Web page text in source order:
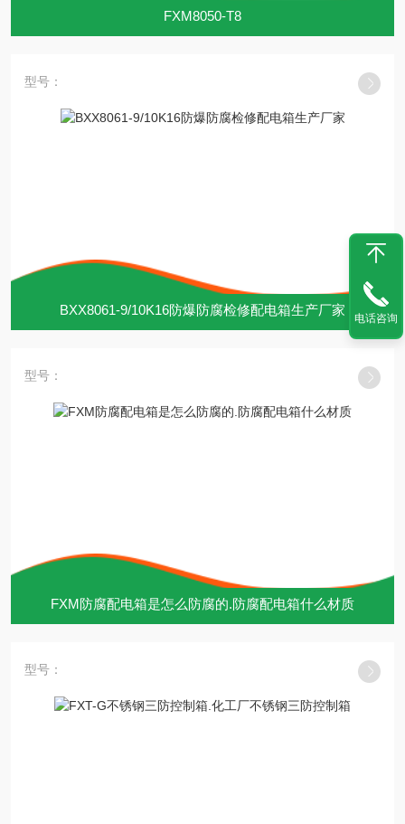
FXM8050-T8
型号：
BXX8061-9/10K16防爆防腐检修配电箱生产厂家
型号：
FXM防腐配电箱是怎么防腐的.防腐配电箱什么材质
型号：
电话咨询